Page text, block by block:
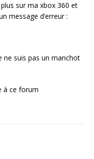
sur ma xbox 360 et
message d’erreur :
ne suis pas un manchot
à ce forum